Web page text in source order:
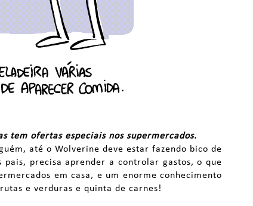
tem ofertas especiais nos supermercados.
até o Wolverine deve estar fazendo bico de
pais, precisa aprender a controlar gastos, o que
em casa, e um enorme conhecimento
e verduras e quinta de carnes!